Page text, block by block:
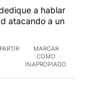
a hablar
atacando a un
MARCAR
COMO
INAPROPIADO